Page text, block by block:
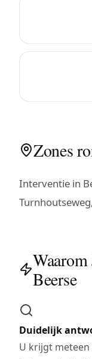
Zones
Interventie in
Waarom
Beerse
Duidelijk
U krijgt